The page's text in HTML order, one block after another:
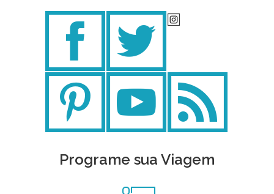
Programe sua Viagem